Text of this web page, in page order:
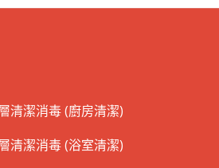
清潔消毒 (廚房清潔)
清潔消毒 (浴室清潔)